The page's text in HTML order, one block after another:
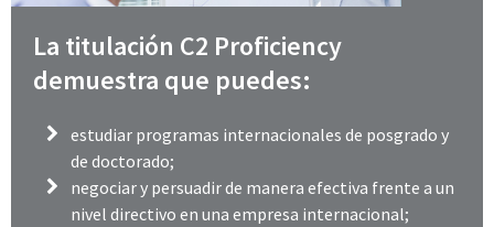
La titulación C2 Proficiency
demuestra que puedes:
estudiar programas internacionales de posgrado y
de doctorado;
negociar y persuadir de manera efectiva frente a un
nivel directivo en una empresa internacional;